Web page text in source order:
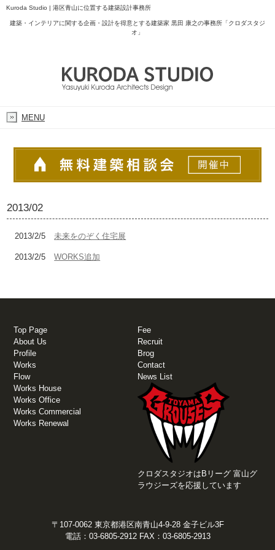
Kuroda Studio | 港区青山に位置する建築設計事務所
建築・インテリアに関する企画・設計を得意とする建築家 黒田 康之の事務所「クロダスタジ
オ」
MENU
2013/02
2013/2/5 未来をのぞく住宅展
2013/2/5 WORKS追加
Top Page
About Us
Profile
Works
Flow
Fee
Recruit
Brog
Contact
News List
Works House
Works Office
Works Commercial
Works Renewal
クロダスタジオはBリーグ 富山グ
ラウジーズを応援しています
〒107-0062 東京都港区南青山4-9-28 金子ビル3F
電話：03-6805-2912 FAX：03-6805-2913